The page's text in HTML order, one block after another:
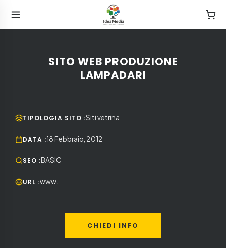
SITO WEB PRODUZIONE
LAMPADARI
TIPOLOGIA SITO :Siti vetrina
DATA :18 Febbraio, 2012
SEO :BASIC
URL :www.
CHIEDI INFO